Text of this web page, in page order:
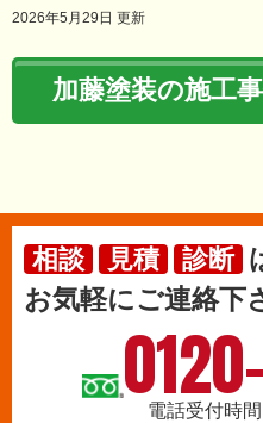
2026年5月29日 更新
加藤塗装の施工
相談 見積 診断
お気軽にご連絡下
電話受付時